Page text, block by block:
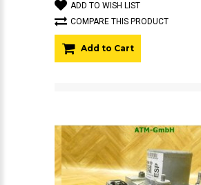
ADD TO WISH LIST
COMPARE THIS PRODUCT
Add to Cart